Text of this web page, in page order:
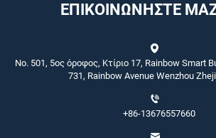
ΕΠΙΚΟΙΝΩΝΗΣΤΕ
No. 501, 5ος όροφος, Κτίριο 17, Rainbow Smart
731, Rainbow Avenue Wenzhou
+86-13676557660